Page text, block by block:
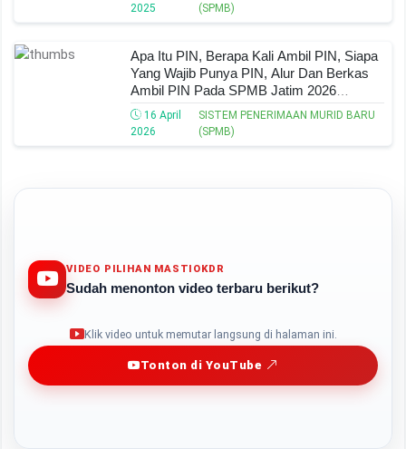
2025
(SPMB)
Apa Itu PIN, Berapa Kali Ambil PIN, Siapa
Yang Wajib Punya PIN, Alur Dan Berkas
Ambil PIN Pada SPMB Jatim 2026
Jenjang SMA/SMK
16 April
2026
SISTEM PENERIMAAN MURID BARU
(SPMB)
VIDEO PILIHAN MASTIOKDR
Sudah menonton video terbaru berikut?
Klik video untuk memutar langsung di halaman ini.
Tonton di YouTube